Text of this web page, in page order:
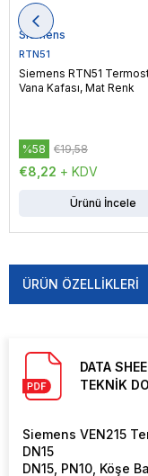
Siemens
RTN51
Siemens RTN51
Vana Kafası, Mat Renk
€8,22 + KDV
%58 €19,58
Ürünü İncele
ÜRÜN ÖZELLIKLERI
DATA
TEKNİK
Siemens VEN215
DN15
DN15, PN10, Köşe